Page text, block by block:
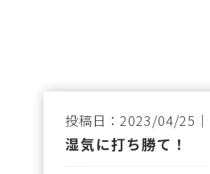
投稿日：2023/04/25｜
湿気に打ち勝て！